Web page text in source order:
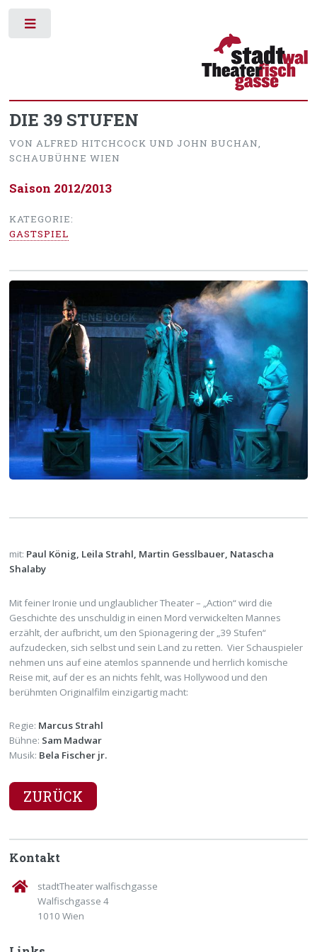
DIE 39 STUFEN
VON ALFRED HITCHCOCK UND JOHN BUCHAN,
SCHAUBÜHNE WIEN
Saison 2012/2013
KATEGORIE:
GASTSPIEL
mit: Paul König, Leila Strahl, Martin Gesslbauer, Natascha
Shalaby
Mit feiner Ironie und unglaublicher Theater – „Action“ wird die
Geschichte des unschuldig in einen Mord verwickelten Mannes
erzählt, der aufbricht, um den Spionagering der „39 Stufen“
aufzudecken, sich selbst und sein Land zu retten. Vier Schauspieler
nehmen uns auf eine atemlos spannende und herrlich komische
Reise mit, auf der es an nichts fehlt, was Hollywood und den
berühmten Originalfilm einzigartig macht:
Regie: Marcus Strahl
Bühne: Sam Madwar
Musik: Bela Fischer jr.
ZURÜCK
Kontakt
stadtTheater walfischgasse
Walfischgasse 4
1010 Wien